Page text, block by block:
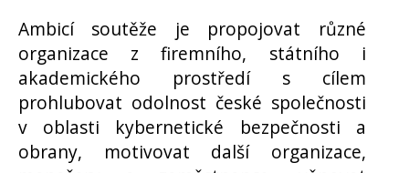
Ambicí soutěže je propojovat různé
organizace z firemního, státního i
akademického prostředí s cílem
prohlubovat odolnost české společnosti
v oblasti kybernetické bezpečnosti a
obrany, motivovat další organizace,